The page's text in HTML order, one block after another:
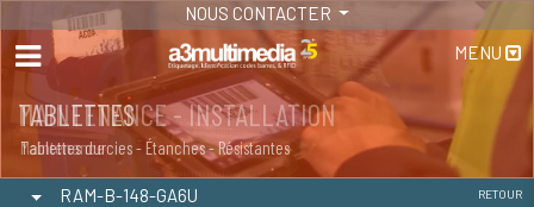
NOUS CONTACTER
MENU
MAINTENANCE - INSTALLATION
Maintenance
TABLETTES
Tablettes durcies - Étanches - Résistantes
RAM-B-148-GA6U RETOUR